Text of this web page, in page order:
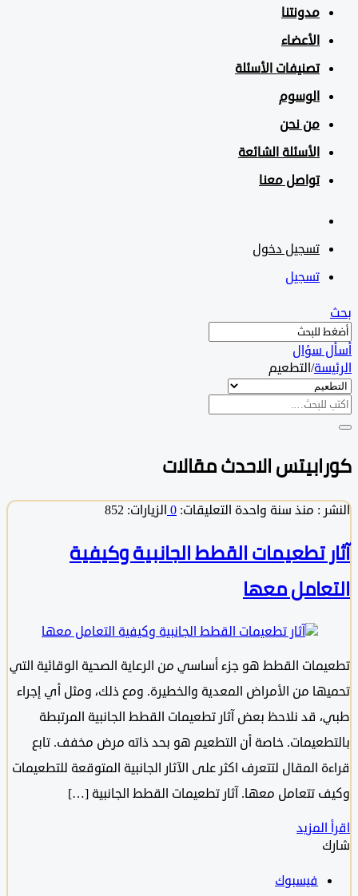
مدونتنا
الأعضاء
تصنيفات الأسئلة
الوسوم
من نحن
الأسئلة الشائعة
تواصل معنا
تسجيل دخول
تسجيل
سؤال
/التطعيم
الاحدث مقالات
: منذ سنة واحدةالتعليقات:0الزيارات: 852
تطعيمات القطط الجانبية وكيفية
معها
القطط هو جزء أساسي من الرعاية الصحية الوقائية التي
من الأمراض المعدية والخطيرة. ومع ذلك، ومثل أي إجراء
قد نلاحظ بعض آثار تطعيمات القطط الجانبية المرتبطة
خاصة أن التطعيم هو بحد ذاته مرض مخفف. تابع
المقال لتتعرف اكثر على الآثار الجانبية المتوقعة للتطعيمات
تتعامل معها. آثار تطعيمات القطط الجانبية […]
فيسبوك